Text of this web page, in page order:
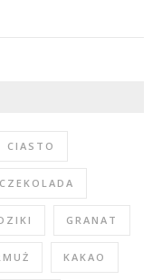
CIASTO
CZEKOLADA
GRANAT
KAKAO